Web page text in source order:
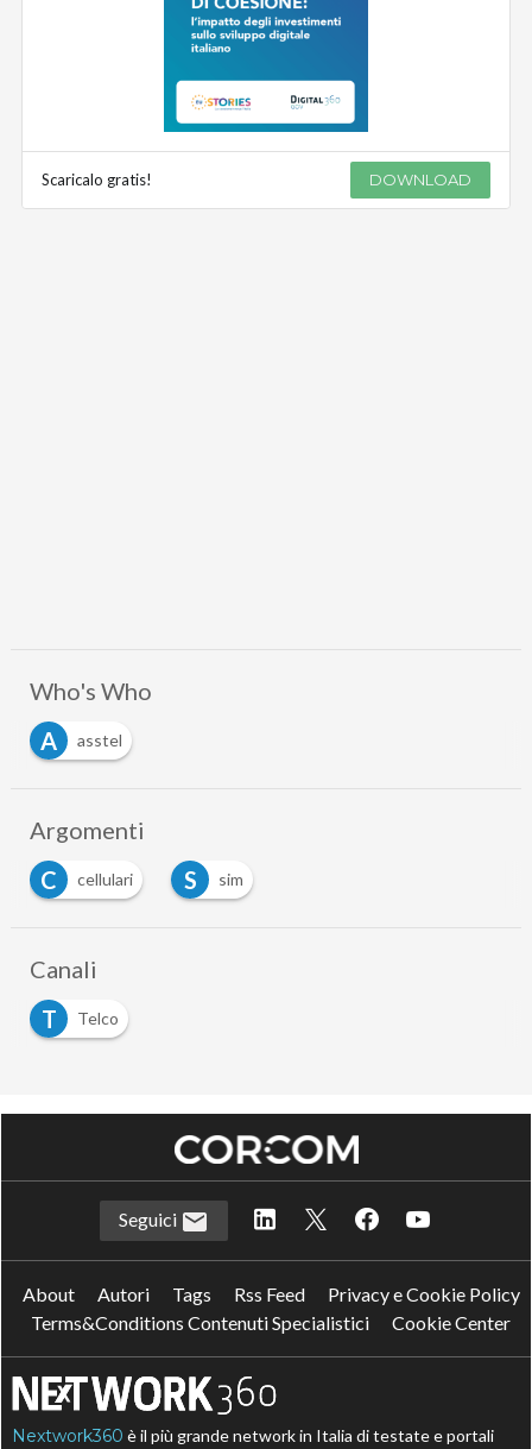
Scaricalo gratis! DOWNLOAD
Who's Who
A
asstel
Argomenti
C
cellulari S sim
Canali
T
Telco
Seguici
About Autori Tags Rss Feed
Privacy e Cookie Policy
Terms&Conditions Contenuti Specialistici
Cookie Center
Nextwork360 è il più grande network in Italia di testate e portali